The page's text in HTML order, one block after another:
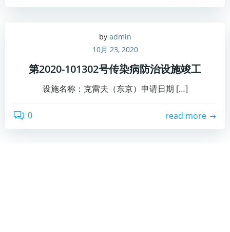
by admin
10月 23, 2020
第2020-101302号传染病防治设施竣工
设施名称：克雷夫（东京）申请日期 […]
0 read more